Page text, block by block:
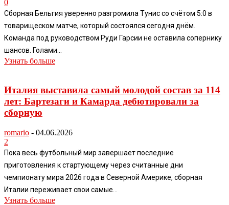
0
Сборная Бельгия уверенно разгромила Тунис со счётом 5:0 в
товарищеском матче, который состоялся сегодня днём.
Команда под руководством Руди Гарсии не оставила сопернику
шансов. Голами...
Узнать больше
Италия выставила самый молодой состав за 114
лет: Бартезаги и Камарда дебютировали за
сборную
romario - 04.06.2026
2
Пока весь футбольный мир завершает последние
приготовления к стартующему через считанные дни
чемпионату мира 2026 года в Северной Америке, сборная
Италии переживает свои самые...
Узнать больше